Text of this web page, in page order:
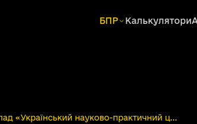
БПР Калькулятори
«Український науково-практичний ц...